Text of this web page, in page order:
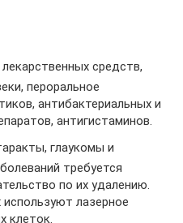
средств,
пероральное
антибактериальных и
антигистаминов.
глаукомы и
требуется
по их удалению.
лазерное
клеток.